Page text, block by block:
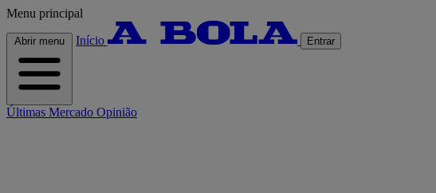
Menu principal
Abrir menu Início Entrar
Últimas Mercado Opinião